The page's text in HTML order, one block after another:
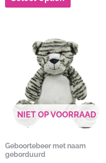
NIET OP VOORRAAD
Geboortebeer met naam
geborduurd